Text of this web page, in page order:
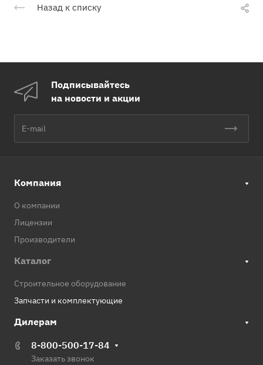
Назад к списку
Подписывайтесь
на новости и акции
Компания
О компании
Лицензии
Производители
Каталог
Строительное оборудование
Запчасти и комплектующие
Дилерам
8-800-500-17-84
Заказать звонок